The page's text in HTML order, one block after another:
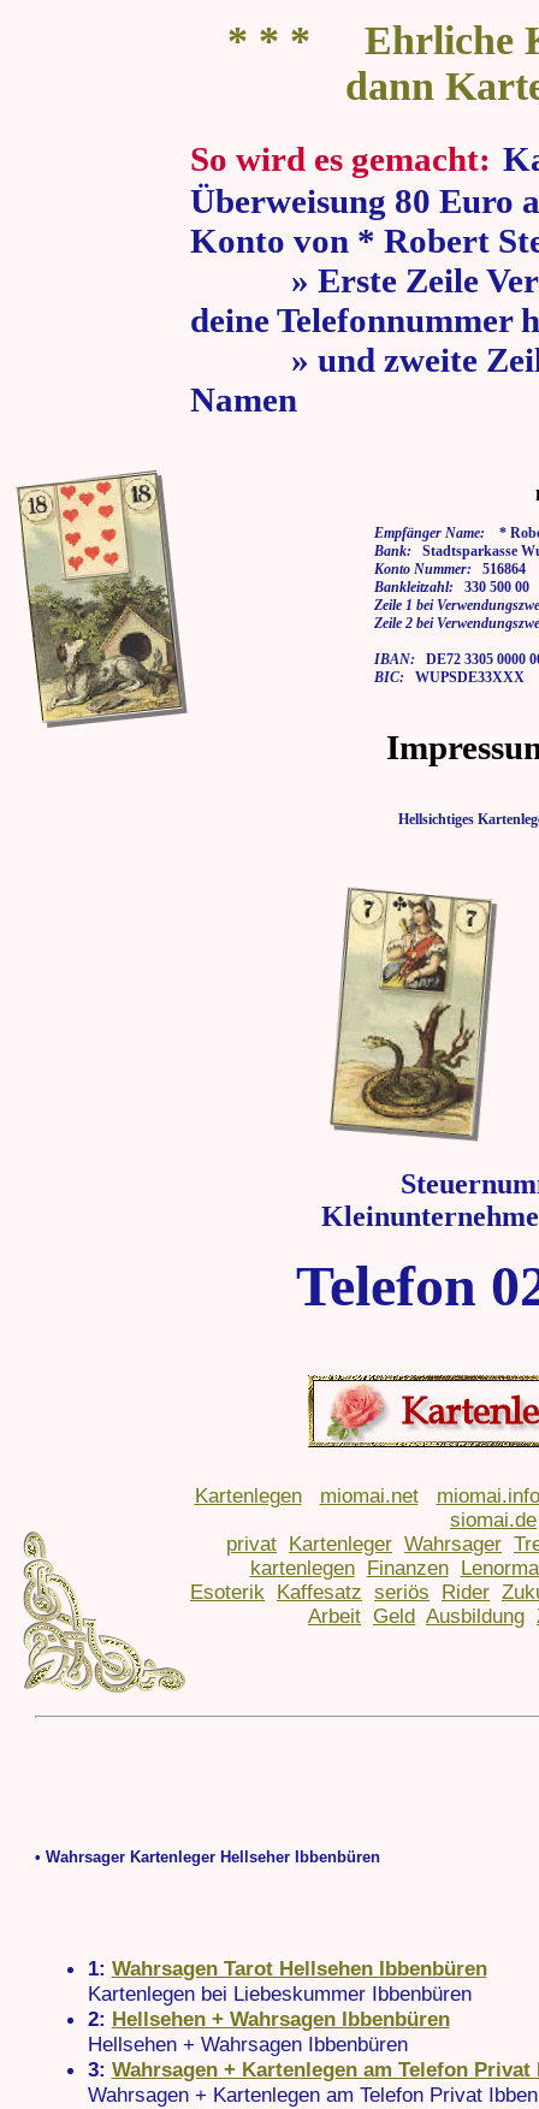
* * * Ehrliche
dann
So wird es gemacht:
Überweisung 80 Euro
Konto von * Robert
» Erste Zeile
deine Telefonnummer
» und zweite Zeile
Namen
Empfänger Name: *
Bank: Stadtsparkasse
Konto Nummer: 516864
Bankleitzahl: 330 500 00
Zeile 1 bei
Zeile 2 bei
IBAN: DE72 3305 0000
BIC: WUPSDE33XXX
Hellsichtiges
Telefon
Kartenlegen miomai.net
miomai.info
siomai.de
privat
Kartenleger Wahrsager
kartenlegen
Finanzen
Esoterik
Kaffesatz seriös Rider
Arbeit Geld Ausbildung
• Wahrsager Kartenleger Hellseher Ibbenbüren
1: Wahrsagen Tarot Hellsehen Ibbenbüren
Kartenlegen bei Liebeskummer Ibbenbüren
2: Hellsehen + Wahrsagen Ibbenbüren
Hellsehen + Wahrsagen Ibbenbüren
3: Wahrsagen + Kartenlegen am Telefon Privat
Wahrsagen + Kartenlegen am Telefon Privat